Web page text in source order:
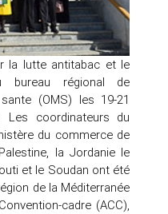
la lutte antitabac et le
régional de
(OMS) les 19-21
Les coordinateurs du
du commerce de
la Jordanie le
et le Soudan ont été
de la Méditerranée
cadre (ACC),